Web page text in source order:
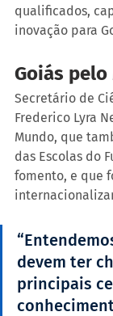
qualificados,
inovação para
Goiás
Secretário de
Frederico Lyra
Mundo, que
das Escolas do
fomento, e que
devem ter
principais